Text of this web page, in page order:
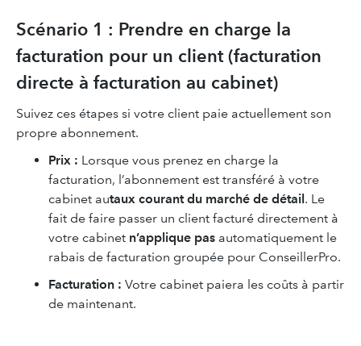
Scénario 1 : Prendre en charge la
facturation pour un client (facturation
directe à facturation au cabinet)
Suivez ces étapes si votre client paie actuellement son
propre abonnement.
Prix : Lorsque vous prenez en charge la
facturation, l’abonnement est transféré à votre
cabinet autaux courant du marché de détail. Le
fait de faire passer un client facturé directement à
votre cabinet n’applique pas automatiquement le
rabais de facturation groupée pour ConseillerPro.
Facturation : Votre cabinet paiera les coûts à partir
de maintenant.